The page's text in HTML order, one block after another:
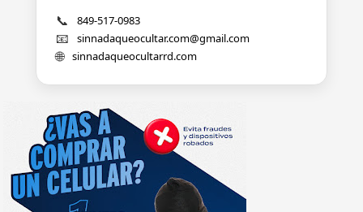
📞 849-517-0983
📧 sinnadaqueocultar.com@gmail.com
🌐 sinnadaqueocultarrd.com